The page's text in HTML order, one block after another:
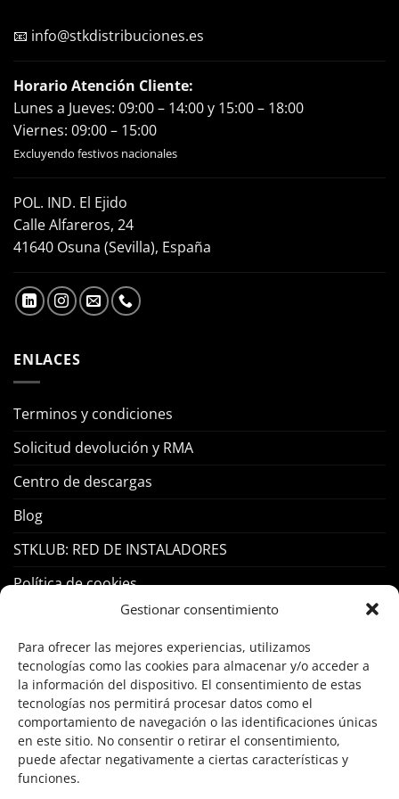
Gestionar consentimiento
Para ofrecer las mejores experiencias, utilizamos
tecnologías como las cookies para almacenar y/o acceder a
la información del dispositivo. El consentimiento de estas
tecnologías nos permitirá procesar datos como el
comportamiento de navegación o las identificaciones únicas
en este sitio. No consentir o retirar el consentimiento,
puede afectar negativamente a ciertas características y
funciones.
📧 info@stkdistribuciones.es
Horario Atención Cliente:
Lunes a Jueves: 09:00 – 14:00 y 15:00 – 18:00
Viernes: 09:00 – 15:00
Excluyendo festivos nacionales
POL. IND. El Ejido
Calle Alfareros, 24
41640 Osuna (Sevilla), España
ENLACES
Terminos y condiciones
Solicitud devolución y RMA
Centro de descargas
Blog
STKLUB: RED DE INSTALADORES
Política de cookies
Control Acceso
Hogar Inteligente
Incendio
Intrusión